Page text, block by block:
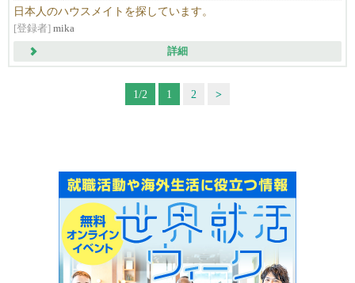
日本人のハウスメイトを探しています。
[登録者] mika
詳細
1/2 1 2 >